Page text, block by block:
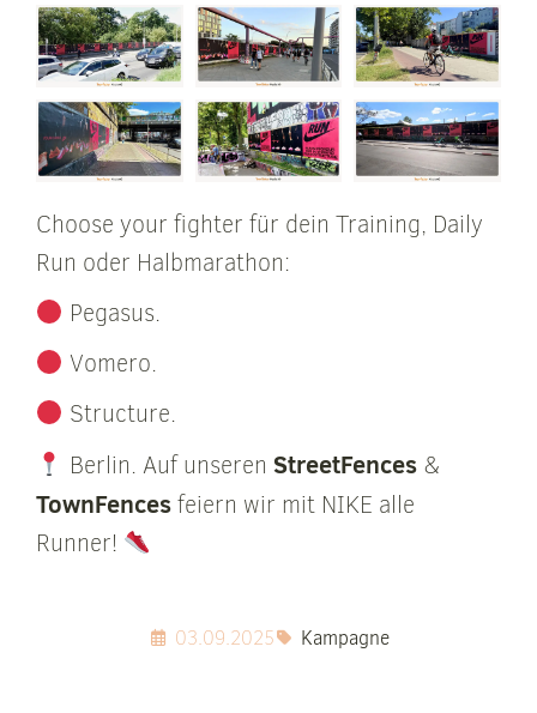
Choose your fighter für dein Training, Daily
Run oder Halbmarathon:
Pegasus.
Vomero.
Structure.
Berlin. Auf unseren StreetFences &
TownFencesfeiern wir mit NIKE alle
Runner!
03.09.2025 Kampagne